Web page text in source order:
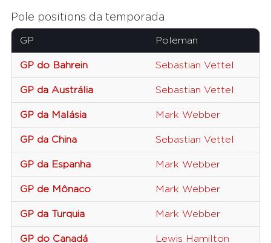
Pole positions da temporada
GP Poleman
GP do Bahrein Sebastian Vettel
GP da Austrália Sebastian Vettel
GP da Malásia Mark Webber
GP da China Sebastian Vettel
GP da Espanha Mark Webber
GP de Mônaco Mark Webber
GP da Turquia Mark Webber
GP do Canadá Lewis Hamilton